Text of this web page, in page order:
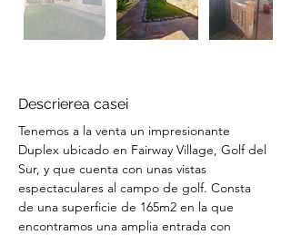
Descrierea casei
Tenemos a la venta un impresionante
Duplex ubicado en Fairway Village, Golf del
Sur, y que cuenta con unas vistas
espectaculares al campo de golf. Consta
de una superficie de 165m2 en la que
encontramos una amplia entrada con